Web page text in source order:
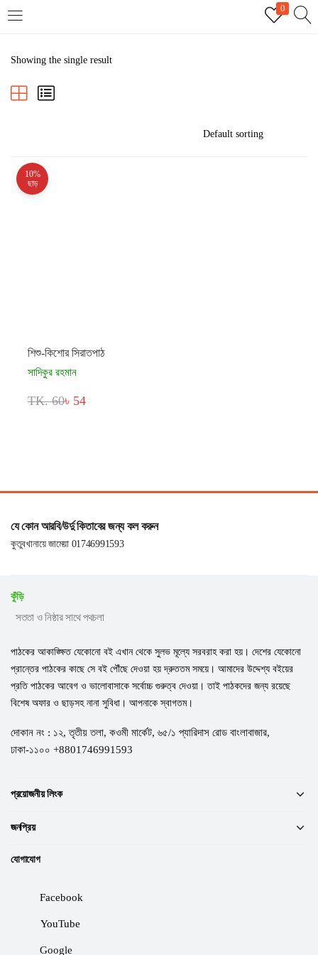
0
REGISTER
Showing the single result
10%
ছাড়
শিশু-কিশোর সিরাতপাঠ
সাদিকুর রহমান
TK. 60৳ 54
যে কোন আরবি/উর্দু কিতাবের জন্য কল করুন
কুতুবখানায়ে জামেয়া 01746991593
কুঁড়ি
সততা ও নিষ্ঠার সাথে পথচলা
পাঠকের আকাঙ্ক্ষিত যেকোনো বই এখান থেকে সুলভ মূল্যে সরবরাহ করা হয়। দেশের যেকোনো
প্রান্তের পাঠকের কাছে সে বই পৌঁছে দেওয়া হয় দ্রুততম সময়ে। আমাদের উদ্দেশ্য বইয়ের
প্রতি পাঠকের আবেগ ও ভালোবাসাকে সর্বোচ্চ গুরুত্ব দেওয়া। তাই পাঠকদের জন্য রয়েছে
বিশেষ অফার ও ছাড়সহ নানা সুবিধা। আপনাকে স্বাগতম।
দোকান নং : ১২, তৃতীয় তলা, কওমী মার্কেট, ৬৫/১ প্যারিদাস রোড বাংলাবাজার,
ঢাকা-১১০০ +8801746991593
প্রয়োজনীয় লিংক
জনপ্রিয়
যোগাযোগ
Facebook
YouTube
Google